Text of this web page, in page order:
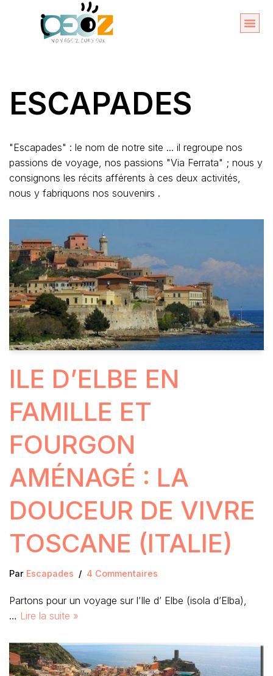
ESCAPADES
"Escapades" : le nom de notre site ... il regroupe nos
passions de voyage, nos passions "Via Ferrata" ; nous y
consignons les récits afférents à ces deux activités,
nous y fabriquons nos souvenirs .
ILE D’ELBE EN
FAMILLE ET
FOURGON
AMÉNAGÉ : LA
DOUCEUR DE VIVRE
TOSCANE (ITALIE)
Par Escapades 4 Commentaires
Partons pour un voyage sur l’Ile d’ Elbe (isola d’Elba),
… Lire la suite »